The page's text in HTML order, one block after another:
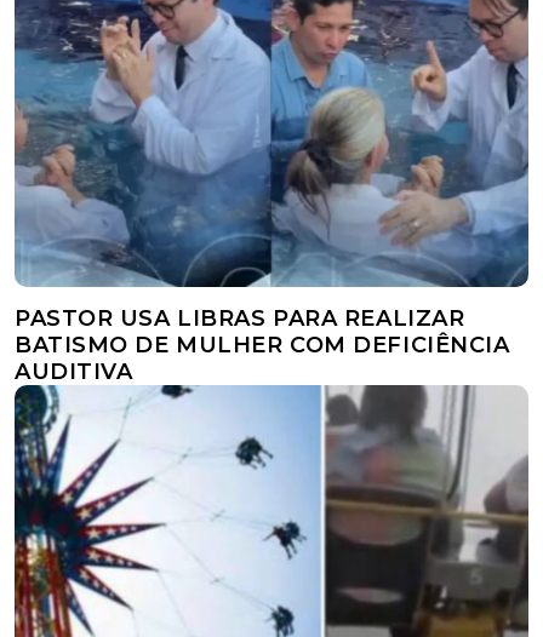
PASTOR USA LIBRAS PARA REALIZAR
BATISMO DE MULHER COM DEFICIÊNCIA
AUDITIVA